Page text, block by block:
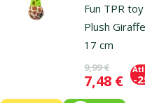
Fun TPR
Plush
17 cm
Oriģinālā
9,99 €
Cena
7,48 € -